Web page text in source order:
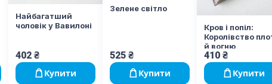
Найбагатший
чоловік у Вавилоні
402 ₴
Купити
Зелене світло
525 ₴
Купити
Кров і попіл:
Королівство
й вогню
410 ₴
Купити